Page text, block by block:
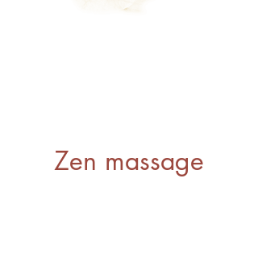
Zen massage